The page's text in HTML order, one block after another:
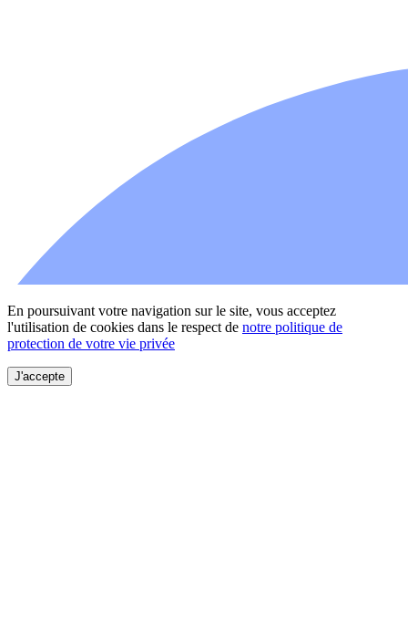
En poursuivant votre navigation sur le site, vous acceptez
l'utilisation de cookies dans le respect de notre politique de
protection de votre vie privée
J'accepte